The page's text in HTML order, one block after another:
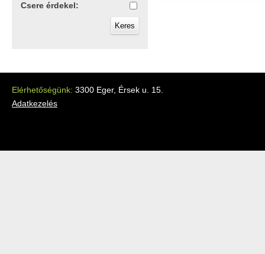
Csere érdekel:
Elérhetőségünk: 3300 Eger, Érsek u. 15.
Adatkezelés